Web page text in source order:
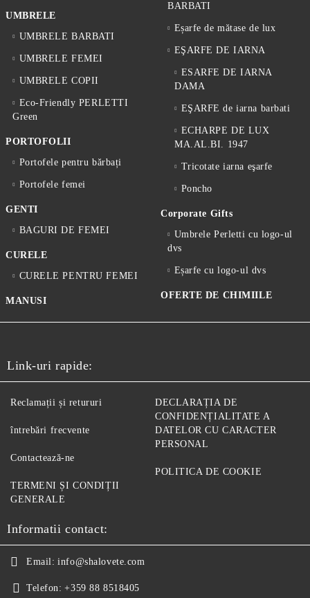
UMBRELE
UMBRELE BARBATI
UMBRELE FEMEI
UMBRELE COPII
Eco-Friendly PERLETTI
Green
PORTOFOLII
Portofele pentru bărbați
Portofele femei
GENTI
BAGURI DE FEMEI
CURELE
CURELE PENTRU FEMEI
MANUSI
BARBATI
Eșarfe de mătase de lux
EŞARFE DE IARNA
ESARFE DE IARNA
DAMA
EŞARFE de iarna barbati
ECHARPE DE LUX
MA.AL.BI. 1947
Tricotate iarna eşarfe
Poncho
Corporate Gifts
Umbrele Perletti cu logo-ul
dvs
Eșarfe cu logo-ul dvs
OFERTE DE CHIMIILE
Link-uri rapide:
Reclamații și retururi
întrebări frecvente
Contactează-ne
TERMENI ȘI CONDIȚII
GENERALE
DECLARAȚIA DE
CONFIDENȚIALITATE A
DATELOR CU CARACTER
PERSONAL
POLITICA DE COOKIE
Informatii contact:
Email: info@shalovete.com
Telefon: +359 88 8518405